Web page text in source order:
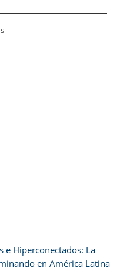
e Hiperconectados: La
en América Latina